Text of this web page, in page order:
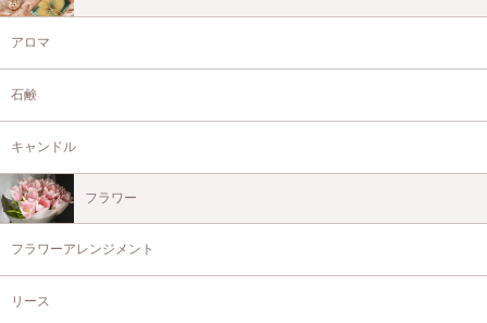
アロマ
石鹸
キャンドル
フラワー
フラワーアレンジメント
リース